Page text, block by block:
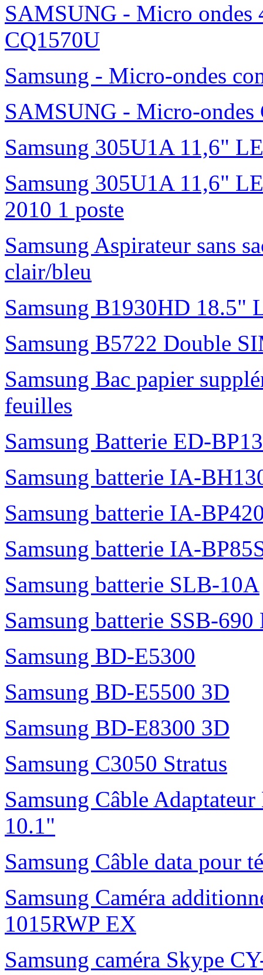
SAMSUNG - Micro
CQ1570U
Samsung - Micro-ondes
SAMSUNG - Micro-ondes
Samsung 305U1A 11,6"
Samsung 305U1A 11,6"
2010 1 poste
Samsung Aspirateur sans
clair/bleu
Samsung B1930HD 18.5"
Samsung B5722 Double
Samsung Bac papier
feuilles
Samsung Batterie ED-
Samsung batterie IA-
Samsung batterie IA-
Samsung batterie IA-
Samsung batterie SLB-10A
Samsung batterie SSB-690
Samsung BD-E5300
Samsung BD-E5500 3D
Samsung BD-E8300 3D
Samsung C3050 Stratus
Samsung Câble
10.1"
Samsung Câble data pour
Samsung Caméra
1015RWP EX
Samsung caméra Skype